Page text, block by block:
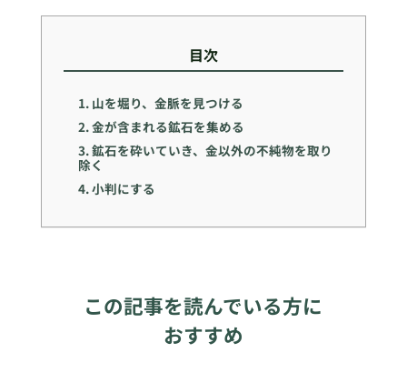
目次
1. 山を堀り、金脈を見つける
2. 金が含まれる鉱石を集める
3. 鉱石を砕いていき、金以外の不純物を取り
除く
4. 小判にする
この記事を読んでいる方に
おすすめ